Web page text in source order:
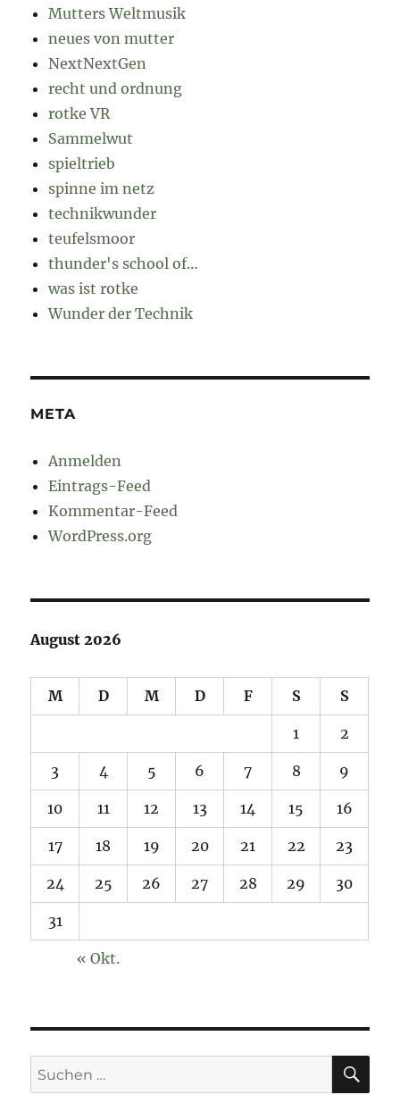
Mutters Weltmusik
neues von mutter
NextNextGen
recht und ordnung
rotke VR
Sammelwut
spieltrieb
spinne im netz
technikwunder
teufelsmoor
thunder's school of…
was ist rotke
Wunder der Technik
META
Anmelden
Eintrags-Feed
Kommentar-Feed
WordPress.org
August 2026
M D M D F S S
1 2
3 4 5 6 7 8 9
10 11 12 13 14 15 16
17 18 19 20 21 22 23
24 25 26 27 28 29 30
31
« Okt.
Suchen
nach: